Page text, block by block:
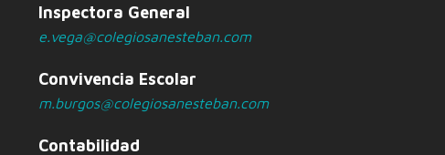
Inspectora General
e.vega@colegiosanesteban.com
Convivencia Escolar
m.burgos@colegiosanesteban.com
Contabilidad